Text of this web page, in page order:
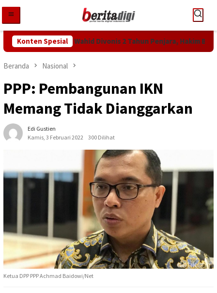
konten
Konten Spesial
KPK! Abdul Wahid Divonis 2 Tahun Penjara, Hakim
Beranda Nasional
PPP: Pembangunan IKN
Memang Tidak Dianggarkan
Edi Gustien
Kamis, 3 Februari 2022
300 Dilihat
Ketua DPP PPP Achmad Baidowi/Net